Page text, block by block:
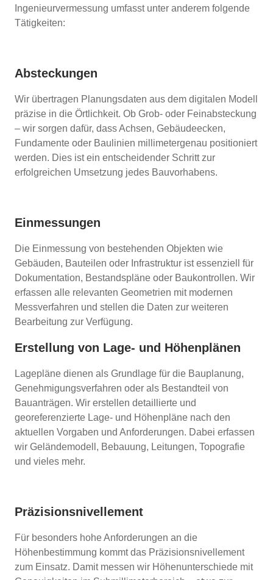
Ingenieurvermessung umfasst unter anderem folgende
Tätigkeiten:
Absteckungen
Wir übertragen Planungsdaten aus dem digitalen Modell
präzise in die Örtlichkeit. Ob Grob- oder Feinabsteckung
– wir sorgen dafür, dass Achsen, Gebäudeecken,
Fundamente oder Baulinien millimetergenau positioniert
werden. Dies ist ein entscheidender Schritt zur
erfolgreichen Umsetzung jedes Bauvorhabens.
Einmessungen
Die Einmessung von bestehenden Objekten wie
Gebäuden, Bauteilen oder Infrastruktur ist essenziell für
Dokumentation, Bestandspläne oder Baukontrollen. Wir
erfassen alle relevanten Geometrien mit modernen
Messverfahren und stellen die Daten zur weiteren
Bearbeitung zur Verfügung.
Erstellung von Lage- und Höhenplänen
Lagepläne dienen als Grundlage für die Bauplanung,
Genehmigungsverfahren oder als Bestandteil von
Bauanträgen. Wir erstellen detaillierte und
georeferenzierte Lage- und Höhenpläne nach den
aktuellen Vorgaben und Anforderungen. Dabei erfassen
wir Geländemodell, Bebauung, Leitungen, Topografie
und vieles mehr.
Präzisionsnivellement
Für besonders hohe Anforderungen an die
Höhenbestimmung kommt das Präzisionsnivellement
zum Einsatz. Damit messen wir Höhenunterschiede mit